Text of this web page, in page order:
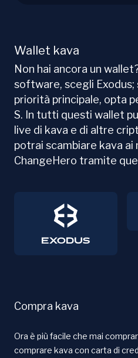
Wallet kava
Non hai ancora un
software, scegli Exodus;
priorità principale, opta
S. In tutti questi wallet
live di kava e di altre
potrai scambiare kava ai
ChangeHero tramite
Compra kava
Ora è più facile che mai
comprare kava con carta di